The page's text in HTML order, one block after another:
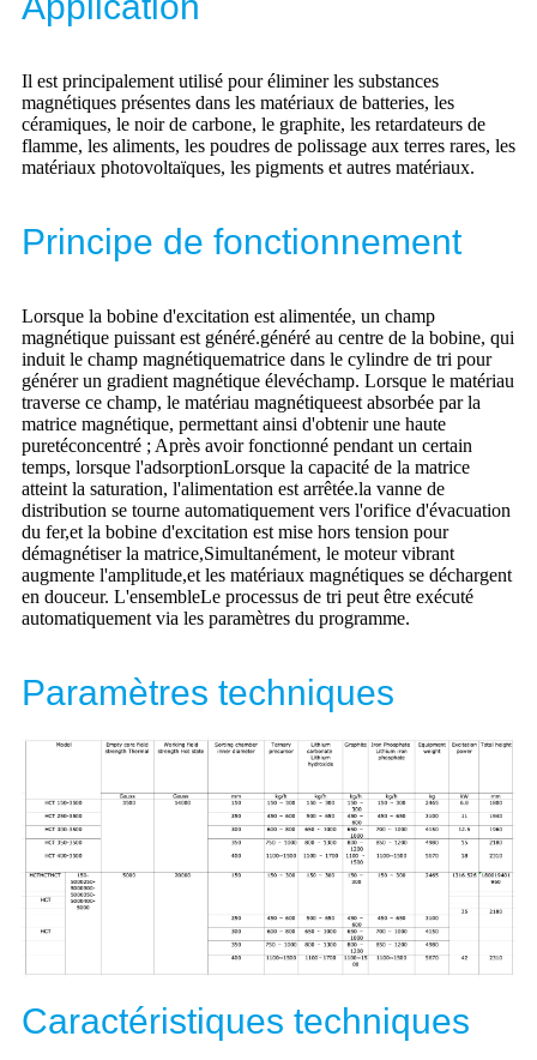
Il est principalement utilisé pour éliminer les substances
magnétiques présentes dans les matériaux de batteries, les
céramiques, le noir de carbone, le graphite, les retardateurs de
flamme, les aliments, les poudres de polissage aux terres rares, les
matériaux photovoltaïques, les pigments et autres matériaux.
Principe de fonctionnement
Lorsque la bobine d'excitation est alimentée, un champ
magnétique puissant est généré.généré au centre de la bobine, qui
induit le champ magnétiquematrice dans le cylindre de tri pour
générer un gradient magnétique élevéchamp. Lorsque le matériau
traverse ce champ, le matériau magnétiqueest absorbée par la
matrice magnétique, permettant ainsi d'obtenir une haute
puretéconcentré ; Après avoir fonctionné pendant un certain
temps, lorsque l'adsorptionLorsque la capacité de la matrice
atteint la saturation, l'alimentation est arrêtée.la vanne de
distribution se tourne automatiquement vers l'orifice d'évacuation
du fer,et la bobine d'excitation est mise hors tension pour
démagnétiser la matrice,Simultanément, le moteur vibrant
augmente l'amplitude,et les matériaux magnétiques se déchargent
en douceur. L'ensembleLe processus de tri peut être exécuté
automatiquement via les paramètres du programme.
Paramètres techniques
Caractéristiques techniques